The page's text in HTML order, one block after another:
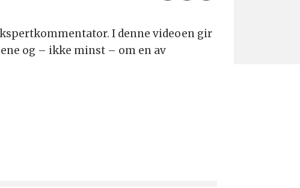
I denne videoen gir
og – ikke minst – om en av